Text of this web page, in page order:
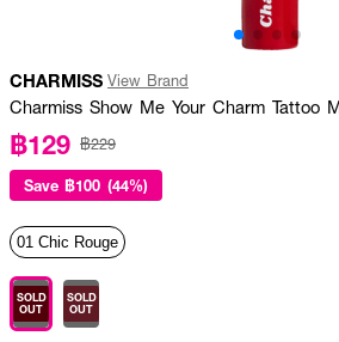
CHARMISS View Brand
Charmiss Show Me Your Charm Tattoo
฿129 ฿229
Save ฿100 (44%)
01 Chic Rouge
SOLD
OUT
SOLD
OUT